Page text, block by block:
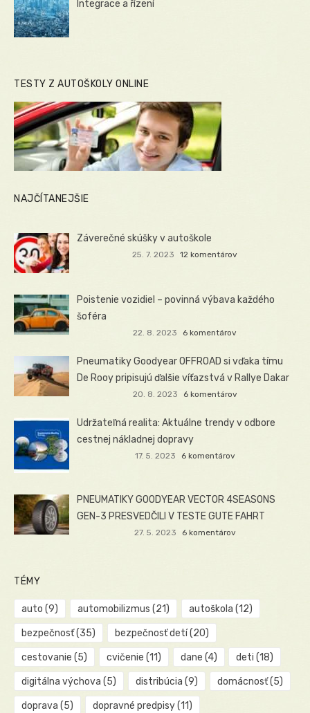
Integrace a řízení
TESTY Z AUTOŠKOLY ONLINE
NAJČÍTANEJŠIE
Záverečné skúšky v autoškole
25. 7. 2023 12 komentárov
Poistenie vozidiel – povinná výbava každého
šoféra
22. 8. 2023 6 komentárov
Pneumatiky Goodyear OFFROAD si vďaka tímu
De Rooy pripisujú ďalšie víťazstvá v Rallye Dakar
20. 8. 2023 6 komentárov
Udržateľná realita: Aktuálne trendy v odbore
cestnej nákladnej dopravy
17. 5. 2023 6 komentárov
PNEUMATIKY GOODYEAR VECTOR 4SEASONS
GEN-3 PRESVEDČILI V TESTE GUTE FAHRT
27. 5. 2023 6 komentárov
TÉMY
auto (9) automobilizmus (21) autoškola (12)
bezpečnosť(35) bezpečnosť detí(20)
cestovanie (5) cvičenie (11) dane (4) deti (18)
digitálna výchova (5) distribúcia (9) domácnosť(5)
doprava (5) dopravné predpisy(11)